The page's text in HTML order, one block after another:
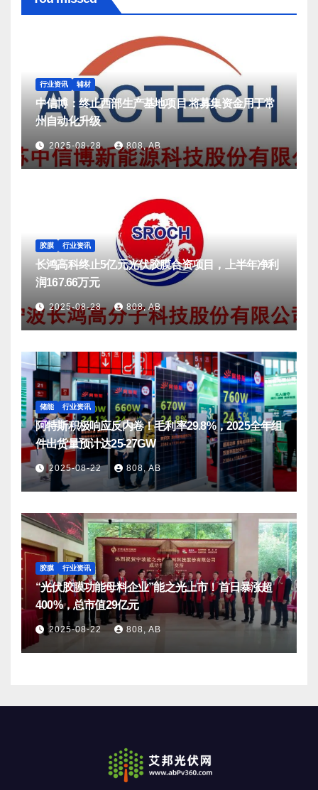
行业资讯 辅材
中信博：终止西部生产基地项目 将募集资金用于常
州自动化升级
2025-08-28 808, AB
胶膜 行业资讯
长鸿高科终止5亿元光伏胶膜合资项目，上半年净利
润167.66万元
2025-08-28 808, AB
储能 行业资讯
阿特斯积极响应反内卷！毛利率29.8%，2025全年组
件出货量预计达25-27GW
2025-08-22 808, AB
胶膜 行业资讯
“光伏胶膜功能母料企业”能之光上市！首日暴涨超
400%，总市值29亿元
2025-08-22 808, AB